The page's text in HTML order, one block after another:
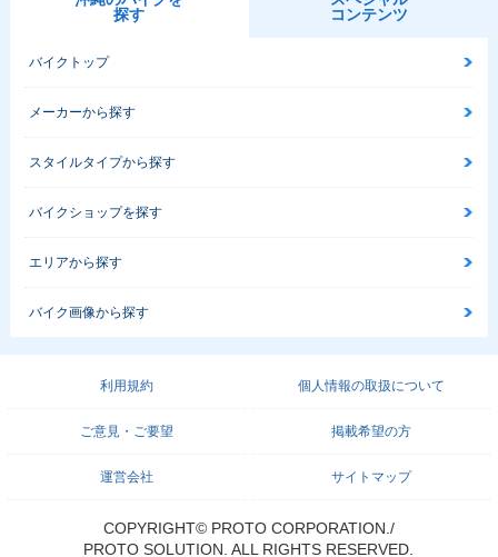
探す
コンテンツ
バイクトップ
メーカーから探す
スタイルタイプから探す
バイクショップを探す
エリアから探す
バイク画像から探す
利用規約 個人情報の取扱について
ご意見・ご要望 掲載希望の方
運営会社 サイトマップ
COPYRIGHT© PROTO CORPORATION./
PROTO SOLUTION. ALL RIGHTS RESERVED.